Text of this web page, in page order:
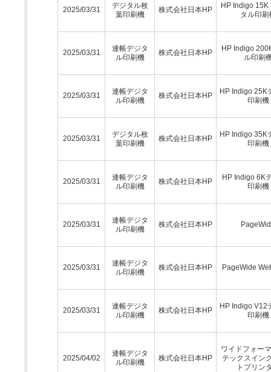
2025/03/31
デジタル枚
葉印刷機
株式会社日本HP
HP Indigo 15K
タル印刷
2025/03/31
連帳デジタ
ル印刷機
株式会社日本HP
HP Indigo
ル印刷
2025/03/31
連帳デジタ
ル印刷機
株式会社日本HP
HP Indigo 25K
印刷機
2025/03/31
デジタル枚
葉印刷機
株式会社日本HP
HP Indigo 35K
印刷機
2025/03/31
連帳デジタ
ル印刷機
株式会社日本HP
HP Indigo 6K
印刷機
2025/03/31
連帳デジタ
ル印刷機
株式会社日本HP
2025/03/31
連帳デジタ
ル印刷機
株式会社日本HP PageWide
2025/03/31
連帳デジタ
ル印刷機
株式会社日本HP
HP Indigo V12
印刷機
2025/04/02
連帳デジタ
ル印刷機
株式会社日本HP
ワイドフォー
テックスイン
トプリン